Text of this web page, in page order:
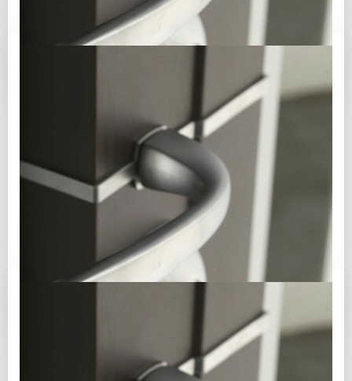
usine en France, offrant aux particuliers et aux
entreprises une […]
/ admin3020
coffre 10l
Coffre-fort capacité mini. Coffre-fort domestique La
gamme Newton Room est idéale pour équiper la
chambre de votre lieu résidence. Dimensions : 196 x